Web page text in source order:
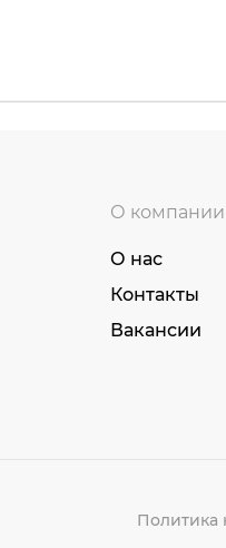
О компании
О нас
Контакты
Вакансии
Политика